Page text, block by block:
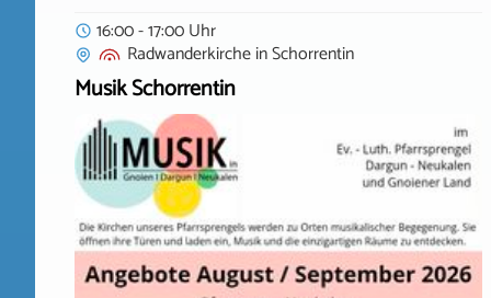
16:00 - 17:00 Uhr
RadwanderkircheinSchorrentin
Musik Schorrentin